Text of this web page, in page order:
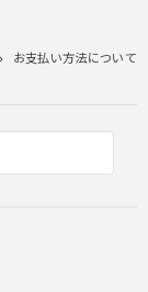
お支払い方法について